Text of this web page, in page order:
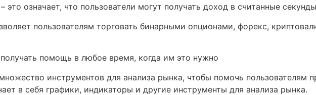
означает, что пользователи могут получать доход в считанные секунды
пользователям торговать бинарными опционами, форекс,
помощь в любое время, когда им это нужно
инструментов для анализа рынка, чтобы помочь пользователям
в себя графики, индикаторы и другие инструменты для анализа рынка.